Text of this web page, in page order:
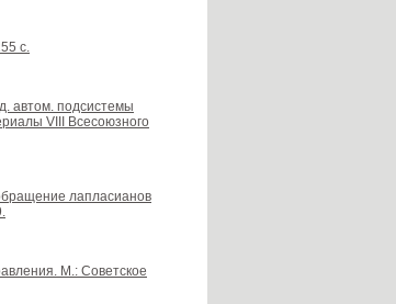
с.
автом. подсистемы
VIII Всесоюзного
лапласианов
М.: Советское